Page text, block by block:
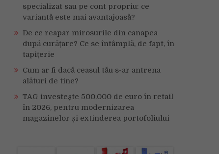
specializat sau pe cont propriu: ce
variantă este mai avantajoasă?
De ce reapar mirosurile din canapea
după curățare? Ce se întâmplă, de fapt, în
tapițerie
Cum ar fi dacă ceasul tău s-ar antrena
alături de tine?
TAG investește 500.000 de euro în retail
în 2026, pentru modernizarea
magazinelor și extinderea portofoliului